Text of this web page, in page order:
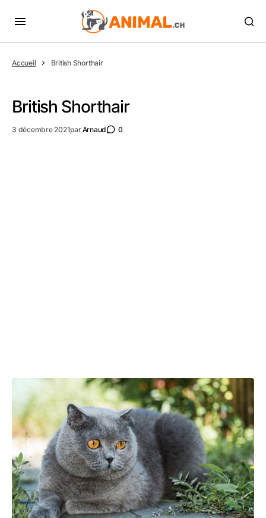
Accueil British Shorthair
British Shorthair
3 décembre 2021parArnaud 0